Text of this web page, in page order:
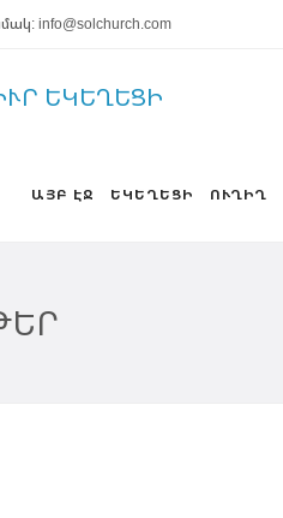
info@solchurch.com
ԵԿԵՂԵՑԻ
ԱՅԲ ԷՋ ԵԿԵՂԵՑԻ ՈՒՂԻՂ